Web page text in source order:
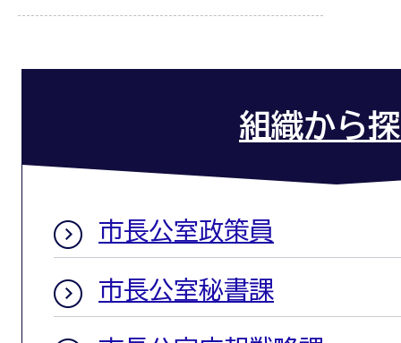
組織から
市長公室政策員
市長公室秘書課